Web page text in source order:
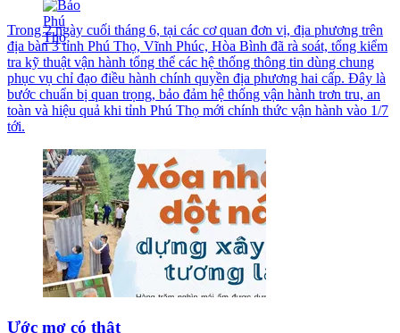
Trong 2 ngày cuối tháng 6, tại các cơ quan đơn vị, địa phương trên
địa bàn 3 tỉnh Phú Thọ, Vĩnh Phúc, Hòa Bình đã rà soát, tổng kiểm
tra kỹ thuật vận hành tổng thể các hệ thống thông tin dùng chung
phục vụ chỉ đạo điều hành chính quyền địa phương hai cấp. Đây là
bước chuẩn bị quan trọng, bảo đảm hệ thống vận hành trơn tru, an
toàn và hiệu quả khi tỉnh Phú Thọ mới chính thức vận hành vào 1/7
tới.
Ước mơ có thật